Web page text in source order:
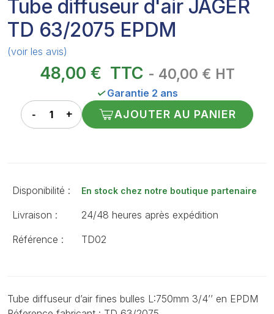
Tube diffuseur d'air JAGER
TD 63/2075 EPDM
(voir les avis)
48,00 € TTC - 40,00 € HT
✓Garantie 2 ans
AJOUTER AU PANIER
Disponibilité : En stock chez notre boutique partenaire
Livraison :
24/48 heures après expédition
Référence :
TD02
Tube diffuseur d’air fines bulles L:750mm 3/4’’ en EPDM